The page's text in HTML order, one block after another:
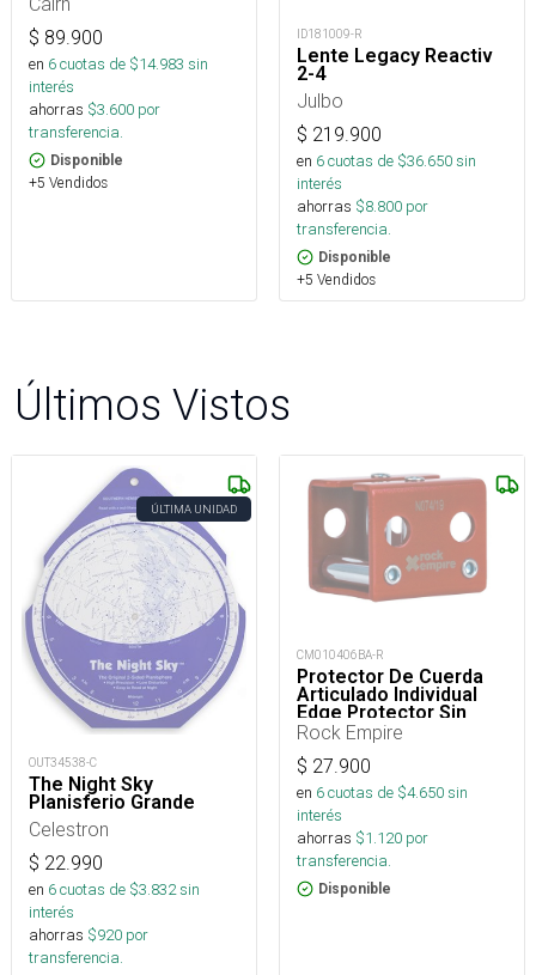
$ 89.900
en 6cuotas de $14.983 sin
interés
ahorras $3.600 por
transferencia.
Disponible
+5 Vendidos
ID181009-R
Lente Legacy Reactiv
2-4
Julbo
$ 219.900
en 6cuotas de $36.650sin
interés
ahorras $8.800 por
transferencia.
Disponible
+5 Vendidos
Últimos Vistos
ÚLTIMA UNIDAD
OUT34538-C
The Night Sky
Planisferio Grande
Celestron
$ 22.990
en 6cuotas de $3.832sin
interés
ahorras $920 por
transferencia.
CM010406BA-R
Protector De Cuerda
Articulado Individual
Edge Protector Sin
Maillon
Rock Empire
$ 27.900
en 6cuotas de $4.650sin
interés
ahorras $1.120 por
transferencia.
Disponible